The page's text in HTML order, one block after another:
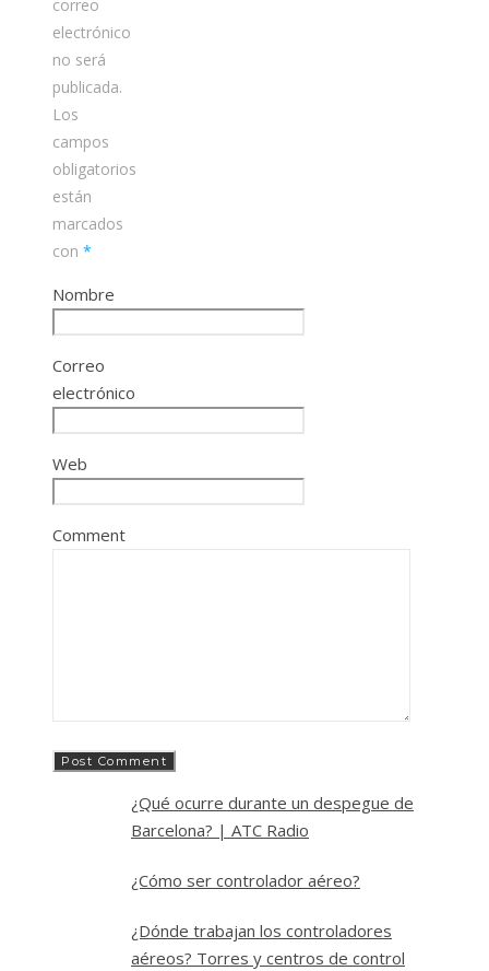
correo
electrónico
no será
publicada.
Los
campos
obligatorios
están
marcados
con *
Nombre
Correo
electrónico
Web
Comment
¿Qué ocurre durante un despegue de
Barcelona? | ATC Radio
¿Cómo ser controlador aéreo?
¿Dónde trabajan los controladores
aéreos? Torres y centros de control